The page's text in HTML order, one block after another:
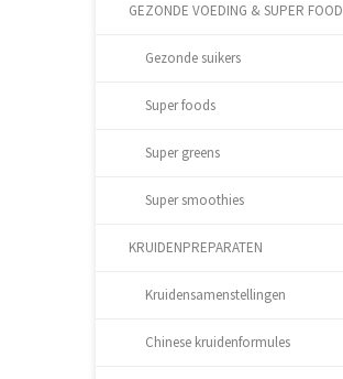
GEZONDE VOEDING & SUPER FOOD
Gezonde suikers
Super foods
Super greens
Super smoothies
KRUIDENPREPARATEN
Kruidensamenstellingen
Chinese kruidenformules